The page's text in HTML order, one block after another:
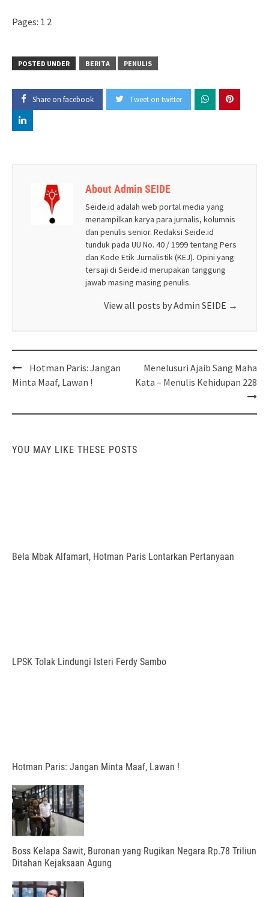
Pages: 1 2
POSTED UNDER BERITA PENULIS
Share on facebook Tweet on twitter
About Admin SEIDE
Seide.id adalah web portal media yang
menampilkan karya para jurnalis, kolumnis
dan penulis senior. Redaksi Seide.id
tunduk pada UU No. 40 / 1999 tentang Pers
dan Kode Etik Jurnalistik (KEJ). Opini yang
tersaji di Seide.id merupakan tanggung
jawab masing masing penulis.
View all posts by Admin SEIDE →
Post
navigation
Hotman Paris: Jangan
Minta Maaf, Lawan !
Menelusuri Ajaib Sang Maha
Kata – Menulis Kehidupan 228
YOU MAY LIKE THESE POSTS
Bela Mbak Alfamart, Hotman Paris Lontarkan Pertanyaan
LPSK Tolak Lindungi Isteri Ferdy Sambo
Hotman Paris: Jangan Minta Maaf, Lawan !
Boss Kelapa Sawit, Buronan yang Rugikan Negara Rp.78 Triliun
Ditahan Kejaksaan Agung